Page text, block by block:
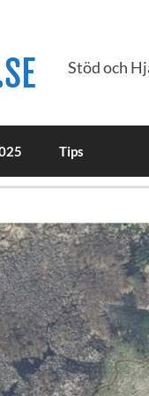
Stöd och
Tips